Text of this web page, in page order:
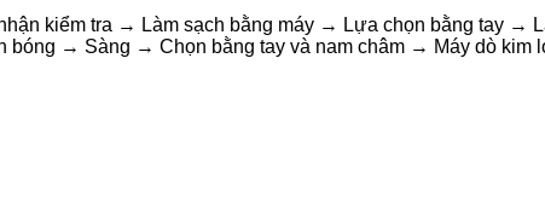
kiểm tra → Làm sạch bằng máy → Lựa chọn bằng tay
bóng → Sàng → Chọn bằng tay và nam châm → Máy dò